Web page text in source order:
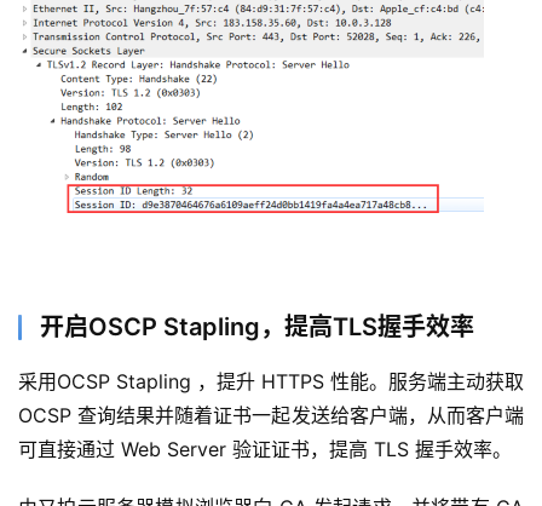
开启OSCP Stapling，提高TLS握手效率
采用OCSP Stapling ，提升 HTTPS 性能。服务端主动获取
OCSP 查询结果并随着证书一起发送给客户端，从而客户端
可直接通过 Web Server 验证证书，提高 TLS 握手效率。